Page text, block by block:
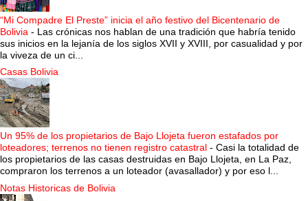
“Mi Compadre El Preste” inicia el año festivo del Bicentenario de
Bolivia - Las crónicas nos hablan de una tradición que habría tenido
sus inicios en la lejanía de los siglos XVII y XVIII, por casualidad y por
la viveza de un ci...
Casas Bolivia
Un 95% de los propietarios de Bajo Llojeta fueron estafados por
loteadores; terrenos no tienen registro catastral - Casi la totalidad de
los propietarios de las casas destruidas en Bajo Llojeta, en La Paz,
compraron los terrenos a un loteador (avasallador) y por eso l...
Notas Historicas de Bolivia